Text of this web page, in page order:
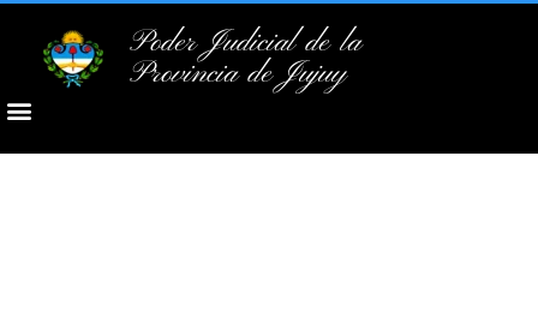
Poder Judicial de la
Provincia de Jujuy